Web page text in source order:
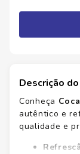
Descrição
Conheça
autêntico e
qualidade e